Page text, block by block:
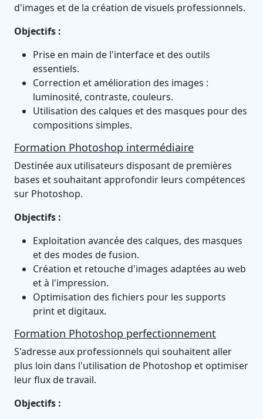
d'images et de la création de visuels professionnels.
Objectifs :
Prise en main de l'interface et des outils
essentiels.
Correction et amélioration des images :
luminosité, contraste, couleurs.
Utilisation des calques et des masques pour des
compositions simples.
Formation Photoshop intermédiaire
Destinée aux utilisateurs disposant de premières
bases et souhaitant approfondir leurs compétences
sur Photoshop.
Objectifs :
Exploitation avancée des calques, des masques
et des modes de fusion.
Création et retouche d'images adaptées au web
et à l'impression.
Optimisation des fichiers pour les supports
print et digitaux.
Formation Photoshop perfectionnement
S'adresse aux professionnels qui souhaitent aller
plus loin dans l'utilisation de Photoshop et optimiser
leur flux de travail.
Objectifs :